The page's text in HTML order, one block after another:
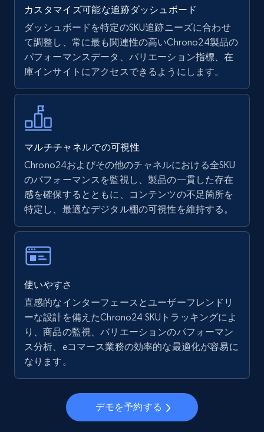
Walmart - products
URL, Final price, Sku, Currency, Gtin,
more.
5.6K+
Walmart - products - Find new products by
using specific category URL
URL, Final price, Sku, Currency, Gtin,
Specifications, Image urls, Top reviews, and
more.
Walmart - products - Collects products by
specific keywords
URL, Final price, Sku, Currency, Gtin,
Specifications, Image urls, Top reviews, and
874+ 今すぐ始める
カスタマイズ可能な追跡ダッシュボード
ダッシュボードを特定のSKU追跡ニーズに合わせ
て調整し、常に最も関連性の高いChrono24製品の
パフォーマンスデータ、バリエーション指標、在
庫インサイトにアクセスできるようにします。
マルチチャネルでの可視性
Chrono24およびその他のチャネルにおける全SKU
のパフォーマンスを監視し、製品の一貫した存在
感を確保するとともに、コンテンツの不足箇所を
特定し、最適なデジタル棚の可視性を維持する。
使いやすさ
直感的なインターフェースとユーザーフレンドリ
ーな設計を備えたChrono24 SKUトラッキングによ
り、商品の監視、バリエーションのパフォーマン
ス分析、eコマース業務の効率的な最適化が容易に
なります。
デモを予約する